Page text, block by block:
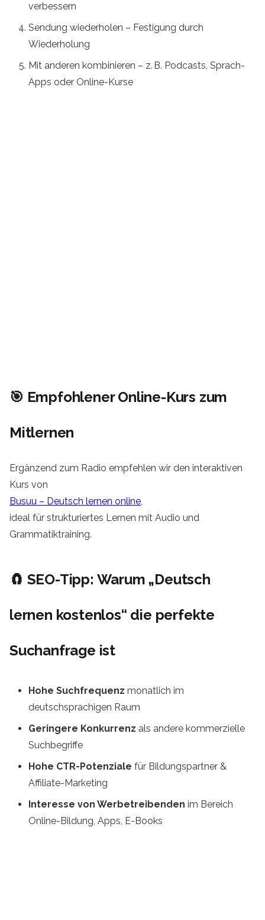
verbessern
Sendung wiederholen – Festigung durch
Wiederholung
Mit anderen kombinieren – z. B. Podcasts, Sprach-
Apps oder Online-Kurse
🎯 Empfohlener Online-Kurs zum
Mitlernen
Ergänzend zum Radio empfehlen wir den interaktiven
Kurs von
Busuu – Deutsch lernen online,
ideal für strukturiertes Lernen mit Audio und
Grammatiktraining.
🧲 SEO-Tipp: Warum „Deutsch
lernen kostenlos“ die perfekte
Suchanfrage ist
Hohe Suchfrequenz monatlich im
deutschsprachigen Raum
Geringere Konkurrenz als andere kommerzielle
Suchbegriffe
Hohe CTR-Potenziale für Bildungspartner &
Affiliate-Marketing
Interesse von Werbetreibenden im Bereich
Online-Bildung, Apps, E-Books